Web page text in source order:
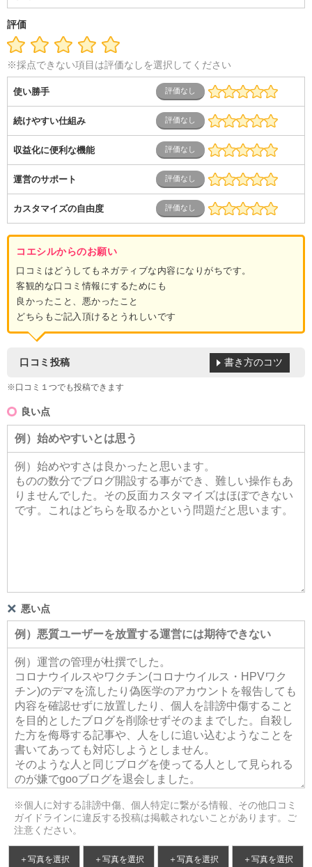
評価
※採点できない項目は評価なしを選択してください
使い勝手
続けやすい仕組み
収益化に便利な機能
運営のサポート
カスタマイズの自由度
コエシルからのお願い
口コミはどうしてもネガティブな内容になりがちです。
客観的な口コミ情報にするためにも
良かったこと、悪かったこと
どちらもご記入頂けるとうれしいです
口コミ投稿
※口コミ１つでも投稿できます
書き方のコツ
良い点
悪い点
※個人に対する誹謗中傷、個人特定に繋がる情報、その他口コミ
ガイドラインに違反する投稿は掲載されないことがあります。ご
注意ください。
＋写真を選択 ＋写真を選択 ＋写真を選択 ＋写真を選択